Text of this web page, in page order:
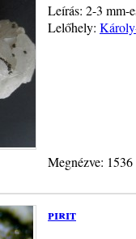
Leírás: 2-3 mm-
Lelőhely:
Megnézve:
pirit